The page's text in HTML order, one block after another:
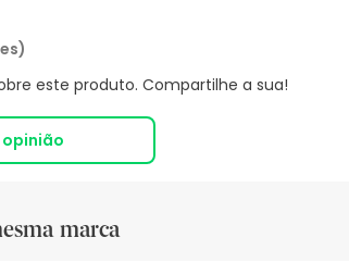
este produto. Compartilhe a sua!
opinião
marca